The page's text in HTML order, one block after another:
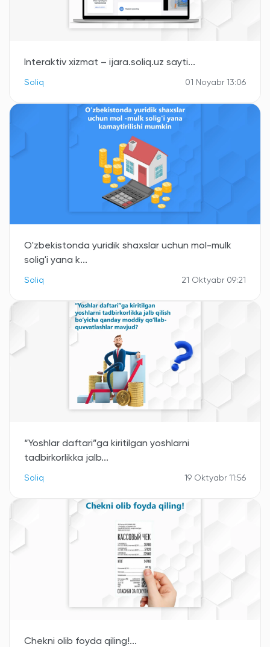
Interaktiv xizmat – ijara.soliq.uz sayti...
Soliq 01 Noyabr 13:06
O'zbekistonda yuridik shaxslar uchun mol-mulk
solig'i yana k...
Soliq 21 Oktyabr 09:21
“Yoshlar daftari”ga kiritilgan yoshlarni
tadbirkorlikka jalb...
Soliq 19 Oktyabr 11:56
Chekni olib foyda qiling!...